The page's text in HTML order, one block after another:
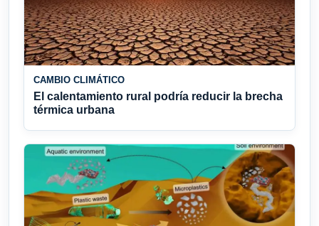
CAMBIO CLIMÁTICO
El calentamiento rural podría reducir la brecha
térmica urbana